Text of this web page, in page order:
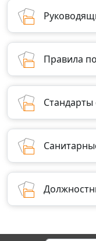
Правила
Стандарты